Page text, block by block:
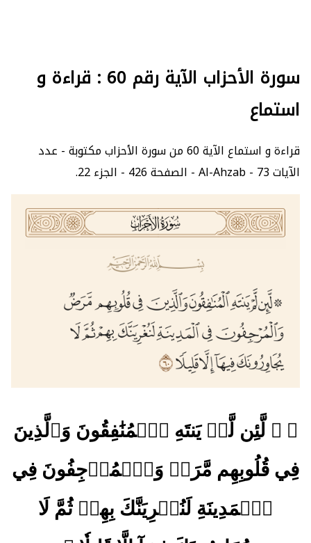
سورة الأحزاب الآية رقم 60 : قراءة و
استماع
قراءة و استماع الآية 60 من سورة الأحزاب مكتوبة - عدد
الآيات 73 - Al-Ahzab - الصفحة 426 - الجزء 22.
﴿ ۞ لَّئِن لَّمۡ يَنتَهِ ٱلۡمُنَٰفِقُونَ وَٱلَّذِينَ
فِي قُلُوبِهِم مَّرَضٞ وَٱلۡمُرۡجِفُونَ فِي
ٱلۡمَدِينَةِ لَنُغۡرِيَنَّكَ بِهِمۡ ثُمَّ لَا